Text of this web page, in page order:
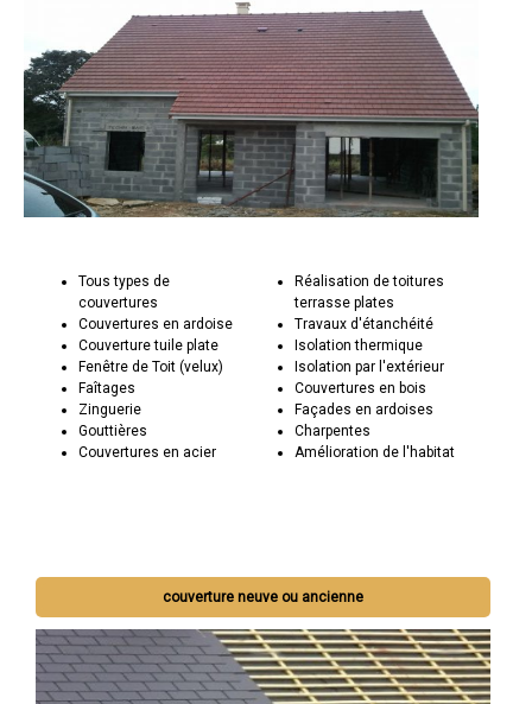
Tous types de
couvertures
Couvertures en ardoise
Couverture tuile plate
Fenêtre de Toit (velux)
Faîtages
Zinguerie
Gouttières
Couvertures en acier
Réalisation de toitures
terrasse plates
Travaux d'étanchéité
Isolation thermique
Isolation par l'extérieur
Couvertures en bois
Façades en ardoises
Charpentes
Amélioration de l'habitat
couverture neuve ou ancienne